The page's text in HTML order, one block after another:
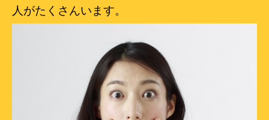
人がたくさんいます。